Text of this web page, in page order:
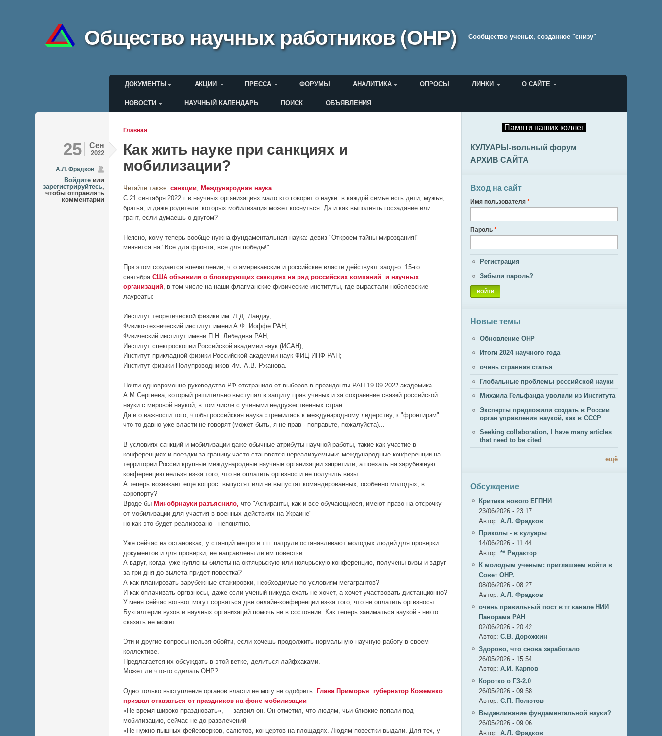
Общество научных работников (ОНР) Cообщество ученых, созданное "снизу"
Главное меню
ДОКУМЕНТЫ АКЦИИ ПРЕССА ФОРУМЫ АНАЛИТИКА ОПРОСЫ ЛИНКИ О САЙТЕ
Меню пользователя
НОВОСТИ НАУЧНЫЙ КАЛЕНДАРЬ ПОИСК ОБЪЯВЛЕНИЯ
Вы здесь
Главная
25 Сен
2022
А.Л. Фрадков
Войдите или
зарегистрируйтесь,
чтобы отправлять
комментарии
Как жить науке при санкциях и
мобилизации?
Читайте также: санкции
Международная наука
С 21 сентября 2022 г в научных организациях мало кто говорит о науке: в каждой семье есть дети, мужья,
братья, и даже родители, которых мобилизация может коснуться. Да и как выполнять госзадание или
грант, если думаешь о другом?
Неясно, кому теперь вообще нужна фундаментальная наука: девиз "Откроем тайны мироздания!"
меняется на "Все для фронта, все для победы!"
При этом создается впечатление, что американские и российские власти действуют заодно: 15-го
сентября США объявили о блокирующих санкциях на ряд российских компаний и научных
организаций, в том числе на наши флагманские физические институты, где вырастали нобелевские
лауреаты:
Институт теоретической физики им. Л.Д. Ландау;
Физико-технический институт имени А.Ф. Иоффе РАН;
Физический институт имени П.Н. Лебедева РАН,
Институт спектроскопии Российской академии наук (ИСАН);
Институт прикладной физики Российской академии наук ФИЦ ИПФ РАН;
Институт физики Полупроводников Им. А.В. Ржанова.
Почти одновременно руководство РФ отстранило от выборов в президенты РАН 19.09.2022 академика
А.М.Сергеева, который решительно выступал в защиту прав ученых и за сохранение связей российской
науки с мировой наукой, в том числе с учеными недружественных стран.
Да и о важности того, чтобы российская наука стремилась к международному лидерству, к "фронтирам"
что-то давно уже власти не говорят (может быть, я не прав - поправьте, пожалуйста)...
В условиях санкций и мобилизации даже обычные атрибуты научной работы, такие как участие в
конференциях и поездки за границу часто становятся нереализуемыми: международные конференции на
территории России крупные международные научные организации запретили, а поехать на зарубежную
конференцию нельзя из-за того, что не оплатить оргвзнос и не получить визы.
А теперь возникает еще вопрос: выпустят или не выпустят командированных, особенно молодых, в
аэропорту?
Вроде бы Минобрнауки разъяснило, что "Аспиранты, как и все обучающиеся, имеют право на отсрочку
от мобилизации для участия в военных действиях на Украине"
но как это будет реализовано - непонятно.
Уже сейчас на остановках, у станций метро и т.п. патрули останавливают молодых людей для проверки
документов и для проверки, не направлены ли им повестки.
А вдруг, когда уже куплены билеты на октябрьскую или ноябрьскую конференцию, получены визы и вдруг
за три дня до вылета придет повестка?
А как планировать зарубежные стажировки, необходимые по условиям мегагрантов?
И как оплачивать оргвзносы, даже если ученый никуда ехать не хочет, а хочет участвовать дистанционно?
У меня сейчас вот-вот могут сорваться две онлайн-конференции из-за того, что не оплатить оргвзносы.
Бухгалтерии вузов и научных организаций помочь не в состоянии. Как теперь заниматься наукой - никто
сказать не может.
Эти и другие вопросы нельзя обойти, если хочешь продолжить нормальную научную работу в своем
коллективе.
Предлагается их обсуждать в этой ветке, делиться лайфхаками.
Может ли что-то сделать ОНР?
Одно только выступление органов власти не могу не одобрить: Глава Приморья губернатор Кожемяко
призвал отказаться от праздников на фоне мобилизации
«Не время широко праздновать», — заявил он. Он отметил, что людям, чьи близкие попали под
мобилизацию, сейчас не до развлечений
«Не нужно пышных фейерверков, салютов, концертов на площадях. Людям повестки выдали. Для тех, у
Памяти наших коллег
КУЛУАРЫ-вольный форум
АРХИВ САЙТА
Вход на сайт
Имя пользователя *
Пароль *
Регистрация
Забыли пароль?
Новые темы
Обновление ОНР
Итоги 2024 научного года
очень странная статья
Глобальные проблемы российской науки
Михаила Гельфанда уволили из Института
Эксперты предложили создать в России
орган управления наукой, как в СССР
Seeking collaboration, I have many articles
that need to be cited
ещё
Обсуждение
Критика нового ЕГПНИ
23/06/2026 - 23:17
Автор: А.Л. Фрадков
Приколы - в кулуары
14/06/2026 - 11:44
Автор: ** Редактор
К молодым ученым: приглашаем войти в
Совет ОНР.
08/06/2026 - 08:27
Автор: А.Л. Фрадков
очень правильный пост в тг канале НИИ
Панорама РАН
02/06/2026 - 20:42
Автор: С.В. Дорожкин
Здорово, что снова заработало
26/05/2026 - 15:54
Автор: А.И. Карпов
Коротко о ГЗ-2.0
26/05/2026 - 09:58
Автор: C.П. Полютов
Выдавливание фундаментальной науки?
26/05/2026 - 09:06
Автор: А.Л. Фрадков